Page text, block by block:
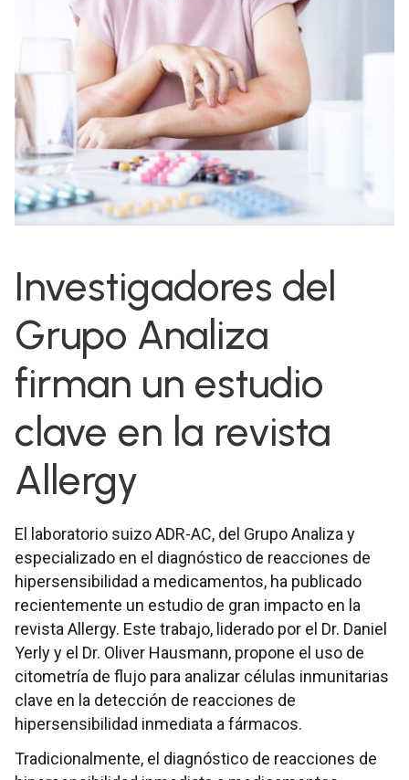
Investigadores del
Grupo Analiza
firman un estudio
clave en la revista
Allergy
El laboratorio suizo ADR-AC, del Grupo Analiza y
especializado en el diagnóstico de reacciones de
hipersensibilidad a medicamentos, ha publicado
recientemente un estudio de gran impacto en la
revista Allergy. Este trabajo, liderado por el Dr. Daniel
Yerly y el Dr. Oliver Hausmann, propone el uso de
citometría de flujo para analizar células inmunitarias
clave en la detección de reacciones de
hipersensibilidad inmediata a fármacos.
Tradicionalmente, el diagnóstico de reacciones de